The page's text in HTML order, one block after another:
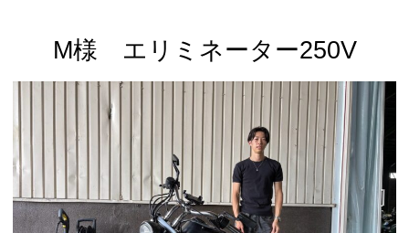
M様 エリミネーター250V